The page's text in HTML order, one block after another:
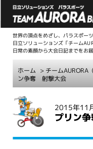
世界の頂点をめざし、パラスポー
日立ソリューションズ「チーム
日常の素顔から大会日記までをお届
ホーム > チームAURORA
ン争奪 射撃大会
2015年11
プリン